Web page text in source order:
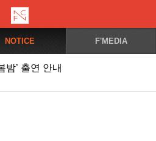
NOTICE F'MEDIA
밤’ 출연 안내